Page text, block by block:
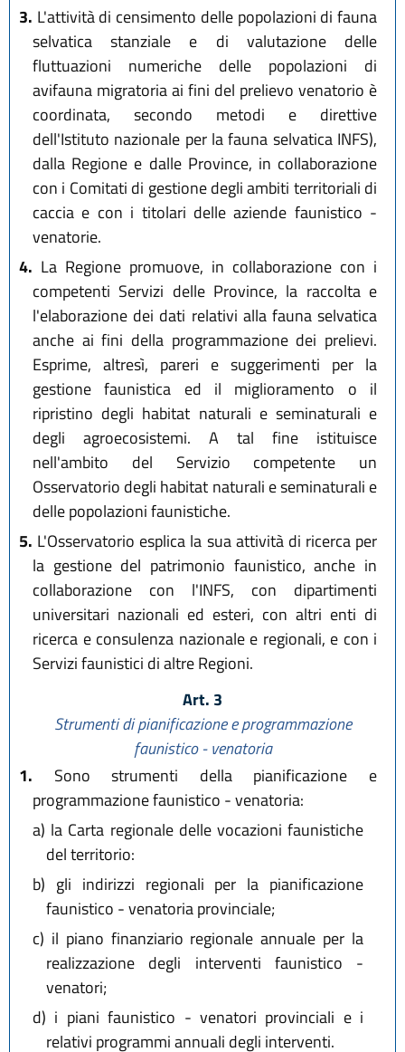
3. L'attività di censimento delle popolazioni di fauna
selvatica stanziale e di valutazione delle
fluttuazioni numeriche delle popolazioni di
avifauna migratoria ai fini del prelievo venatorio è
coordinata, secondo metodi e direttive
dell'Istituto nazionale per la fauna selvatica INFS),
dalla Regione e dalle Province, in collaborazione
con i Comitati di gestione degli ambiti territoriali di
caccia e con i titolari delle aziende faunistico -
venatorie.
4. La Regione promuove, in collaborazione con i
competenti Servizi delle Province, la raccolta e
l'elaborazione dei dati relativi alla fauna selvatica
anche ai fini della programmazione dei prelievi.
Esprime, altresì, pareri e suggerimenti per la
gestione faunistica ed il miglioramento o il
ripristino degli habitat naturali e seminaturali e
degli agroecosistemi. A tal fine istituisce
nell'ambito del Servizio competente un
Osservatorio degli habitat naturali e seminaturali e
delle popolazioni faunistiche.
5. L'Osservatorio esplica la sua attività di ricerca per
la gestione del patrimonio faunistico, anche in
collaborazione con l'INFS, con dipartimenti
universitari nazionali ed esteri, con altri enti di
ricerca e consulenza nazionale e regionali, e con i
Servizi faunistici di altre Regioni.
Art. 3
Strumenti di pianificazione e programmazione
faunistico - venatoria
1. Sono strumenti della pianificazione e
programmazione faunistico - venatoria:
a) la Carta regionale delle vocazioni faunistiche
del territorio:
b) gli indirizzi regionali per la pianificazione
faunistico - venatoria provinciale;
c) il piano finanziario regionale annuale per la
realizzazione degli interventi faunistico -
venatori;
d) i piani faunistico - venatori provinciali e i
relativi programmi annuali degli interventi.